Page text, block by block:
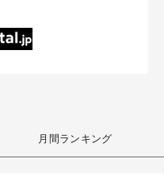
月間ランキング